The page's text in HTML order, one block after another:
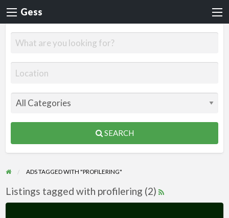
Gess
SEARCH
ADS TAGGED WITH "PROFILERING"
Listings tagged with profilering (2)